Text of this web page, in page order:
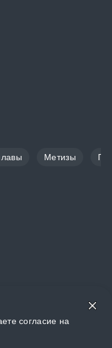
Метизы
продвижение
согласие на